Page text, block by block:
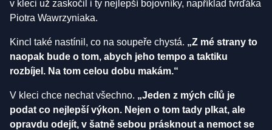
v kleci už zaskočil i ty nejlepší bojovníky, například tvrďáka
Piotra Wawrzyniaka.
Kincl také nastínil, co na soupeře chystá. „Z mé strany to
naopak bude o tom, abych jeho tempo a taktiku
rozbíjel. Na tom celou dobu makám.“
V kleci chce nechat všechno. „Jeden z mých cílů je
podat co nejlepší výkon. Nejen o tom tady plkat, ale
opravdu odejít, v šatně sebou prásknout a nemoct se